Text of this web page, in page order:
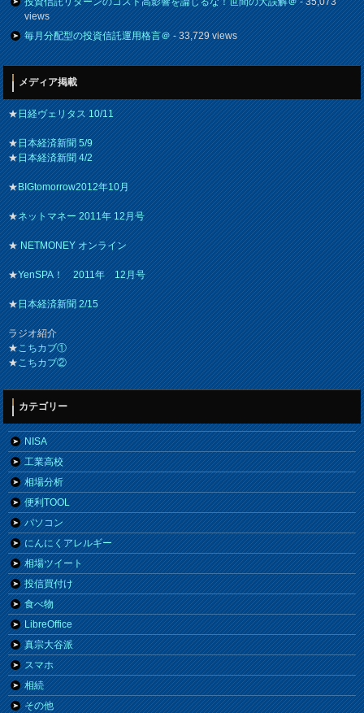
views
毎月分配型の投資信託運用格言＠- 33,729 views
メディア掲載
★日経ヴェリタス 10/11
★日本経済新聞 5/9
★日本経済新聞 4/2
★BIGtomorrow2012年10月
★ネットマネー 2011年 12月号
★NETMONEY オンライン
★YenSPA！ 2011年 12月号
★日本経済新聞 2/15
ラジオ紹介
★こちカブ①
★こちカブ②
カテゴリー
NISA
工業高校
相場分析
便利TOOL
パソコン
にんにくアレルギー
相場ツイート
投信買付け
食べ物
LibreOffice
真宗大谷派
スマホ
相続
その他